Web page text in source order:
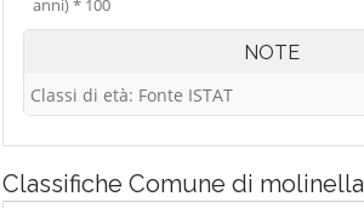
anni) * 100
NOTE
Classi di età: Fonte ISTAT
Classifiche Comune di molinella